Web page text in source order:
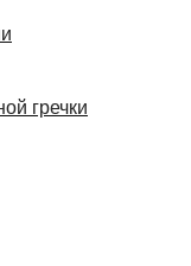
гречки